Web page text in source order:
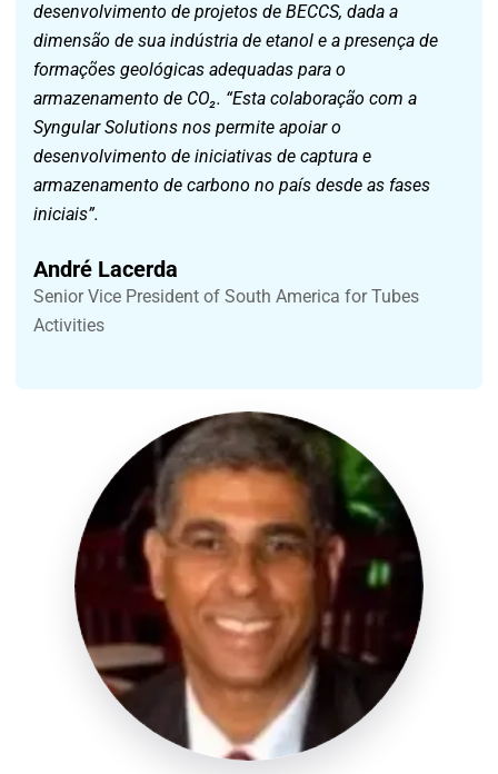
desenvolvimento de projetos de BECCS, dada a
dimensão de sua indústria de etanol e a presença de
formações geológicas adequadas para o
armazenamento de CO₂. “Esta colaboração com a
Syngular Solutions nos permite apoiar o
desenvolvimento de iniciativas de captura e
armazenamento de carbono no país desde as fases
iniciais”.
André Lacerda
Senior Vice President of South America for Tubes
Activities